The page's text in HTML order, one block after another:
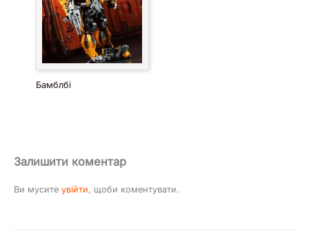
Бамблбі
Залишити коментар
Ви мусите увійти, щоби коментувати.